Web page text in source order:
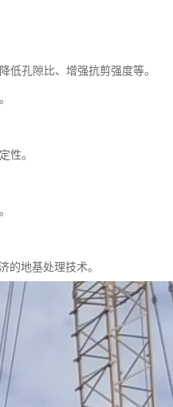
低孔隙比、增强抗剪强度等。
性。
的地基处理技术。